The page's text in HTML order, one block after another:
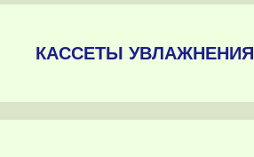
КАССЕТЫ УВЛАЖНЕНИЯ